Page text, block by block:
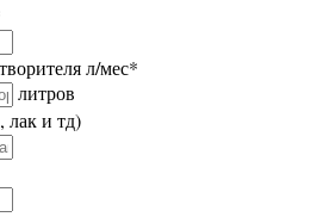
л/мес*
литров
лак и тд)